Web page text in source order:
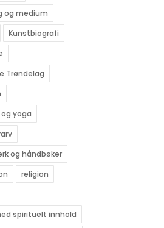
og medium
Kunstbiografi
Trøndelag
yoga
og håndbøker
religion
spirituelt innhold